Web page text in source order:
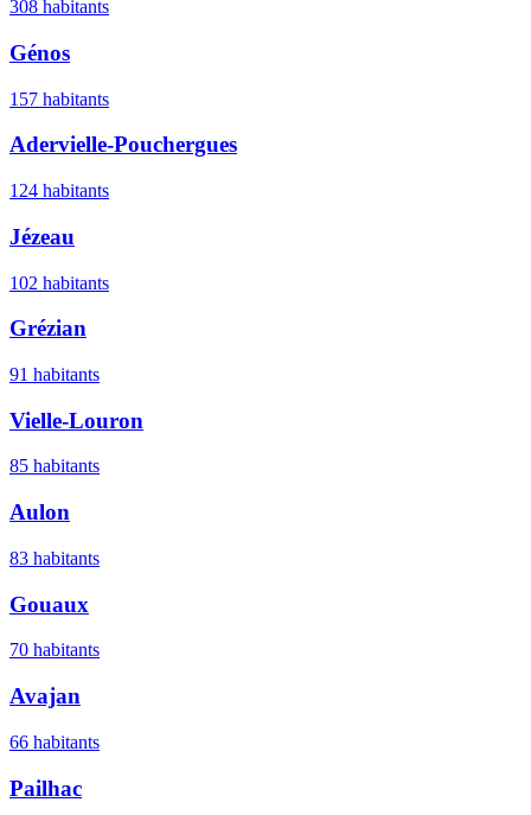
308 habitants
Génos
157 habitants
Adervielle-Pouchergues
124 habitants
Jézeau
102 habitants
Grézian
91 habitants
Vielle-Louron
85 habitants
Aulon
83 habitants
Gouaux
70 habitants
Avajan
66 habitants
Pailhac